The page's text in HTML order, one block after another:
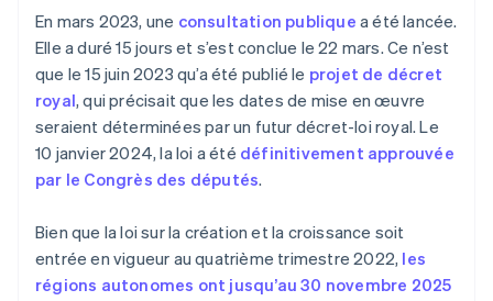
En mars 2023, une consultation publique a été lancée.
Elle a duré 15 jours et s’est conclue le 22 mars. Ce n’est
que le 15 juin 2023 qu’a été publié le projet de décret
royal, qui précisait que les dates de mise en œuvre
seraient déterminées par un futur décret-loi royal. Le
10 janvier 2024, la loi a été définitivement approuvée
par le Congrès des députés.
Bien que la loi sur la création et la croissance soit
entrée en vigueur au quatrième trimestre 2022, les
régions autonomes ont jusqu’au 30 novembre 2025